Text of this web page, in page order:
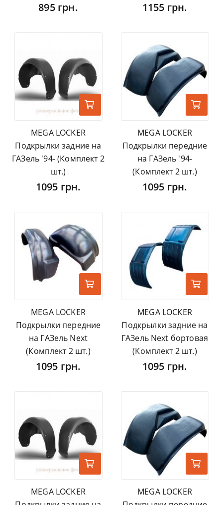
895 грн. 1155 грн.
MEGA LOCKER
Подкрылки задние на
ГАЗель '94- (Комплект 2
шт.)
1095 грн.
MEGA LOCKER
Подкрылки передние
на ГАЗель '94-
(Комплект 2 шт.)
1095 грн.
MEGA LOCKER
Подкрылки передние
на ГАЗель Next
(Комплект 2 шт.)
1095 грн.
MEGA LOCKER
Подкрылки задние на
ГАЗель Next бортовая
(Комплект 2 шт.)
1095 грн.
MEGA LOCKER
MEGA LOCKER